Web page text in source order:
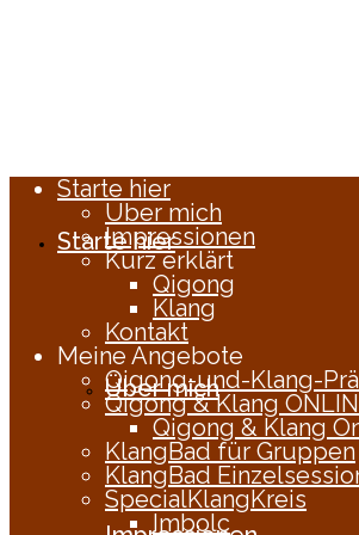
Starte hier
Über mich
Starte hier
Über mich
Impressionen
Kurz erklärt
Qigong
Klang
Kontakt
Meine Angebote
Qigong-und-Klang-
Qigong & Klang
Qigong & Klang
KlangBad für Gruppen
KlangBad
SpecialKlangKreis
Imbolc